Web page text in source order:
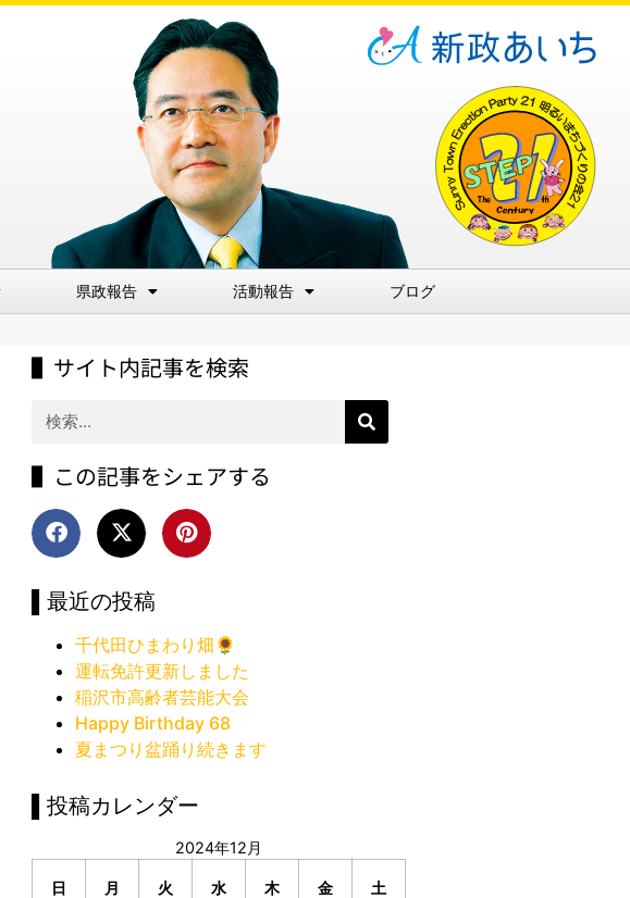
県政報告 活動報告 ブログ
▌サイト内記事を検索
▌この記事をシェアする
▌最近の投稿
千代田ひまわり畑🌻
運転免許更新しました
稲沢市高齢者芸能大会
Happy Birthday 68
夏まつり盆踊り続きます
▌投稿カレンダー
2024年12月
日 月 火 水 木 金 土